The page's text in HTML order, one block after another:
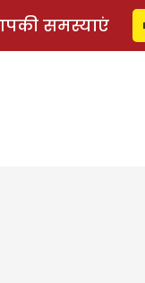
इन ⚲
समस्याएं